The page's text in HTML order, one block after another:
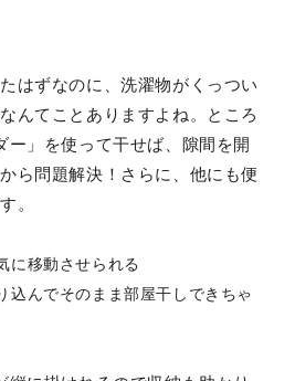
はずなのに、洗濯物がくっつい
んてことありますよね。ところ
ー」を使って干せば、隙間を開
ら問題解決！さらに、他にも便
。
に移動させられる
込んでそのまま部屋干しできちゃ